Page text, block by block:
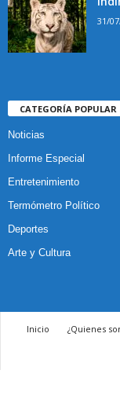
31/
CATEGORÍA POPULAR
Noticias
Informe Especial
Entretenimiento
Termómetro Político
Deportes
Arte y Cultura
Inicio ¿Quienes